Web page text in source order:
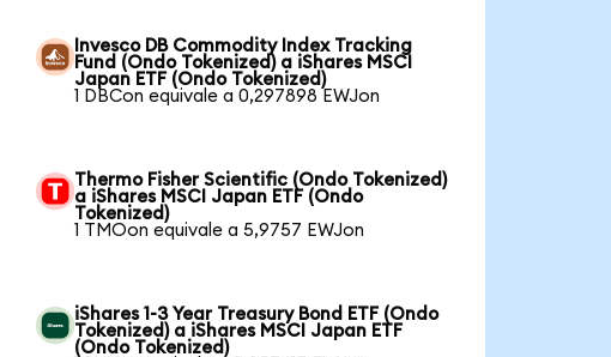
Invesco DB Commodity Index Tracking
Fund (Ondo Tokenized) a iShares MSCI
Japan ETF (Ondo Tokenized)
1 DBCon equivale a 0,297898 EWJon
Thermo Fisher Scientific (Ondo Tokenized)
a iShares MSCI Japan ETF (Ondo
Tokenized)
1 TMOon equivale a 5,9757 EWJon
iShares 1-3 Year Treasury Bond ETF (Ondo
Tokenized) a iShares MSCI Japan ETF
(Ondo Tokenized)